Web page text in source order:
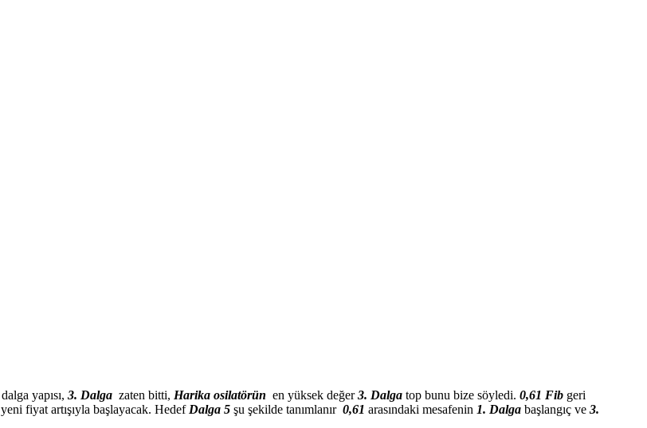
dalga yapısı, 3. Dalga zaten bitti, Harika osilatörün en yüksek değer3. Dalga top bunu bize söyledi. 0,61 Fib geri
yeni fiyat artışıyla başlayacak. HedefDalga 5 şu şekilde tanımlanır 0,61 arasındaki mesafenin 1. Dalga başlangıç ​​ve 3.